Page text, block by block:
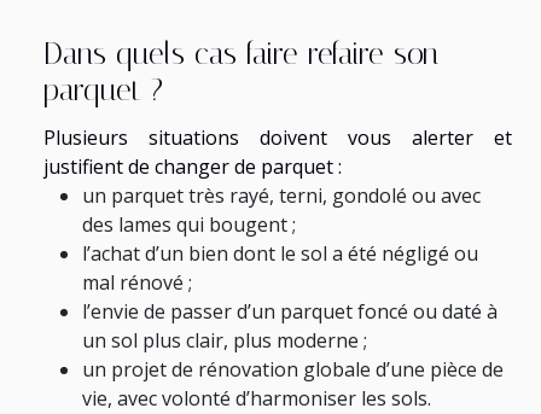
Dans quels cas faire refaire son
parquet ?
Plusieurs situations doivent vous alerter et
justifient de changer de parquet :
un parquet très rayé, terni, gondolé ou avec
des lames qui bougent ;
l’achat d’un bien dont le sol a été négligé ou
mal rénové ;
l’envie de passer d’un parquet foncé ou daté à
un sol plus clair, plus moderne ;
un projet de rénovation globale d’une pièce de
vie, avec volonté d’harmoniser les sols.